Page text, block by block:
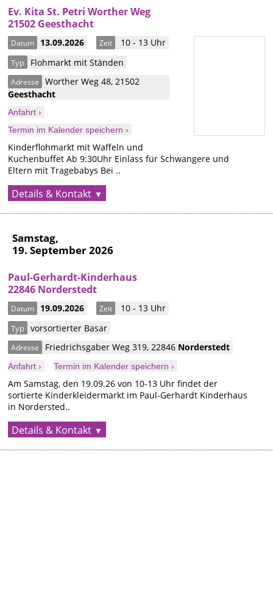
Ev. Kita St. Petri Worther Weg
21502 Geesthacht
Datum 13.09.2026 Zeit 10 - 13 Uhr
Typ Flohmarkt mit Ständen
Adresse Worther Weg 48,21502
Geesthacht
Anfahrt ›
Termin im Kalender speichern ›
Kinderflohmarkt mit Waffeln und
Kuchenbuffet Ab 9:30Uhr Einlass für Schwangere und
Eltern mit Tragebabys Bei ..
Details & Kontakt
Samstag,
19. September 2026
Paul-Gerhardt-Kinderhaus
22846 Norderstedt
Datum 19.09.2026 Zeit 10 - 13 Uhr
Typ vorsortierter Basar
Adresse Friedrichsgaber Weg 319,22846 Norderstedt
Anfahrt › Termin im Kalender speichern ›
Am Samstag, den 19.09.26 von 10-13 Uhr findet der
sortierte Kinderkleidermarkt im Paul-Gerhardt Kinderhaus
in Nordersted..
Details & Kontakt